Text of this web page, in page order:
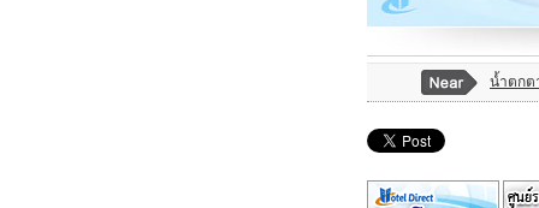
น้ำตกต